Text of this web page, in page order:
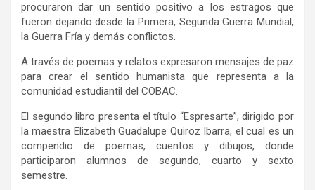
procuraron dar un sentido positivo a los estragos que
fueron dejando desde la Primera, Segunda Guerra Mundial,
la Guerra Fría y demás conflictos.
A través de poemas y relatos expresaron mensajes de paz
para crear el sentido humanista que representa a la
comunidad estudiantil del COBAC.
El segundo libro presenta el título “Espresarte”, dirigido por
la maestra Elizabeth Guadalupe Quiroz Ibarra, el cual es un
compendio de poemas, cuentos y dibujos, donde
participaron alumnos de segundo, cuarto y sexto
semestre.